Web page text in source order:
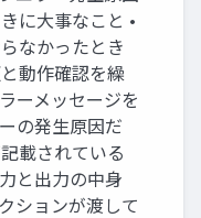
に大事なこと •
なかったとき
動作確認を繰
ーメッセージを
の発生原因だ
載されている
と出力の中身
ションが渡して